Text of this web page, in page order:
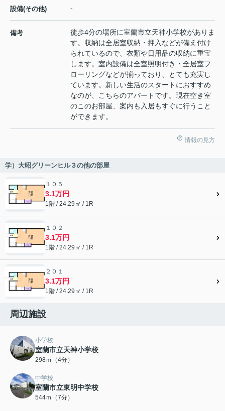
設備(その他) -
備考
徒歩4分の場所に室蘭市立天神小学校がありま
す。収納は全居室収納・押入などが備え付け
られているので、衣類や日用品の収納に重宝
します。室内設備は全室照明付き・全居室フ
ローリングなどが揃っており、とても充実し
ています。新しい生活のスタートにおすすめ
なのが、こちらのアパートです。現在空き室
のこのお部屋、案内も入居もすぐに行うこと
ができます。
情報の見方
学）大昭グリーンヒル３の他の部屋
１０５
3.1万円
1階 / 24.29㎡ / 1R
１０２
3.1万円
1階 / 24.29㎡ / 1R
２０１
3.1万円
1階 / 24.29㎡ / 1R
周辺施設
小学校
室蘭市立天神小学校
298ｍ（4分）
中学校
室蘭市立東明中学校
544ｍ（7分）